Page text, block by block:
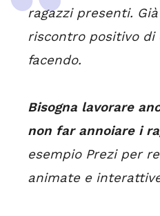
ragazzi presenti.
riscontro positivo di
facendo.
Bisogna lavorare
non far annoiare i
esempio Prezi per
animate e